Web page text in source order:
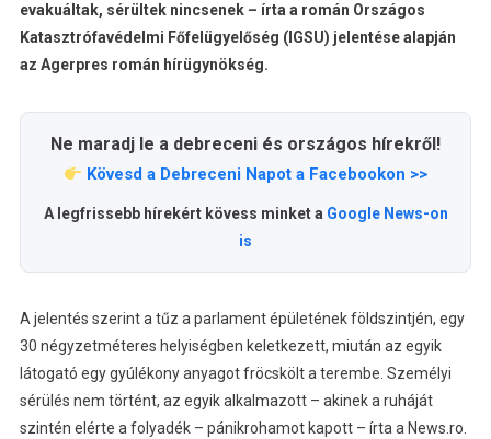
evakuáltak, sérültek nincsenek – írta a román Országos
Katasztrófavédelmi Főfelügyelőség (IGSU) jelentése alapján
az Agerpres román hírügynökség.
Ne maradj le a debreceni és országos hírekről!
Kövesd a Debreceni Napot a Facebookon >>
A legfrissebb hírekért kövess minket a Google News-on
is
A jelentés szerint a tűz a parlament épületének földszintjén, egy
30 négyzetméteres helyiségben keletkezett, miután az egyik
látogató egy gyúlékony anyagot fröcskölt a terembe. Személyi
sérülés nem történt, az egyik alkalmazott – akinek a ruháját
szintén elérte a folyadék – pánikrohamot kapott – írta a News.ro.